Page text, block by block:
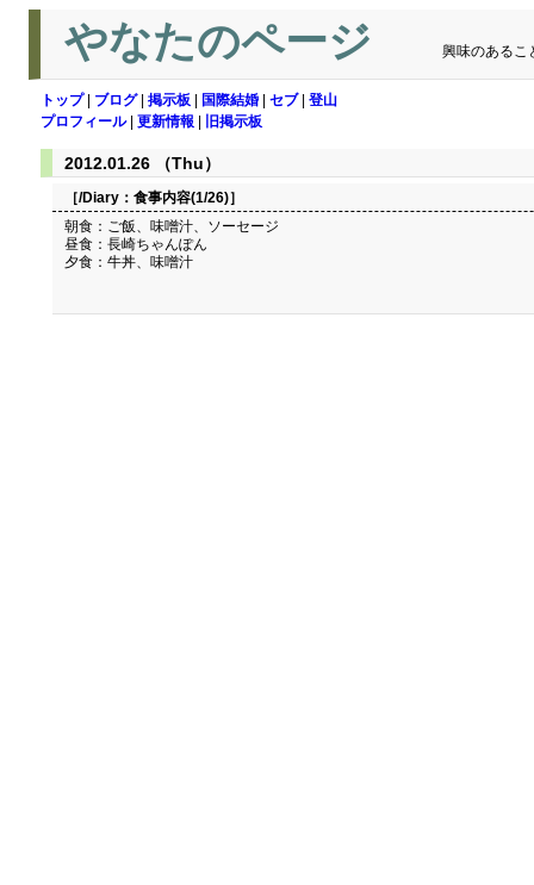
やなたのページ 興味のあるこ
トップ| ブログ| 掲示板 国際結婚 セブ| 登山
プロフィール| 更新情報 旧掲示板
2012.01.26 （Thu）
［/Diary： 食事内容(1/26)］
朝食：ご飯、味噌汁、ソーセージ
昼食：長崎ちゃんぽん
夕食：牛丼、味噌汁